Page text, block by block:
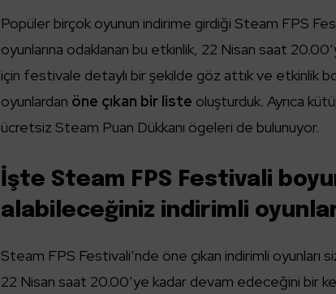
Popüler birçok oyunun indirime girdiği Steam FPS
oyunlarına odaklanan bu etkinlik, 22 Nisan saat
için festivale detaylı bir şekilde göz attık ve etkinlik
oyunlardan öne çıkan bir liste oluşturduk. Ayrıca
ücretsiz Steam Puan Dükkanı ögeleri de bulunuyor.
İşte Steam FPS Festivali
alabileceğiniz indirimli
Steam FPS Festivali’nde öne çıkan indirimli oyunları
22 Nisan saat 20.00’ye kadar devam edeceğini bir